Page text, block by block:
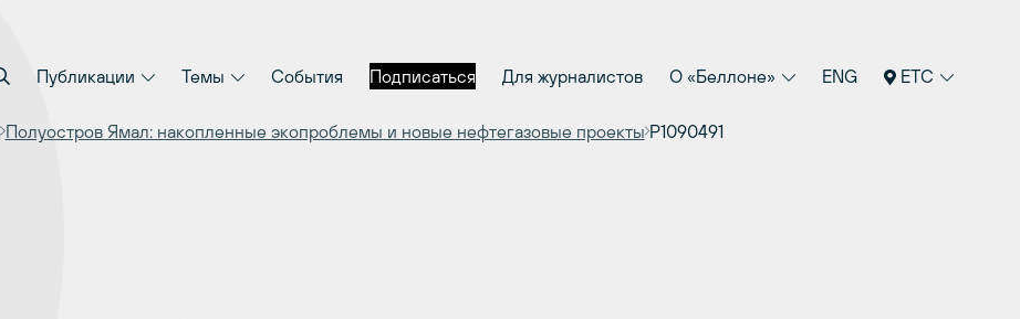
Публикации Темы События Подписаться Для журналистов О «Беллоне» ENG ETC
Полуостров Ямал: накопленные экопроблемы и новые нефтегазовые проекты P1090491